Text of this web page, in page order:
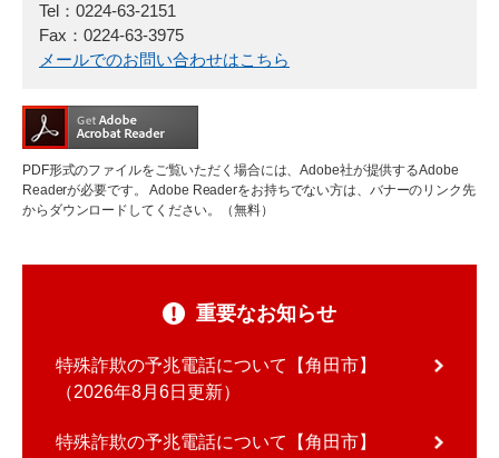
Tel：0224-63-2151
Fax：0224-63-3975
メールでのお問い合わせはこちら
PDF形式のファイルをご覧いただく場合には、Adobe社が提供するAdobe
Readerが必要です。
Adobe Readerをお持ちでない方は、バナーのリンク先
からダウンロードしてください。（無料）
重要なお知らせ
特殊詐欺の予兆電話について【角田市】
2026年8月6日更新
特殊詐欺の予兆電話について【角田市】